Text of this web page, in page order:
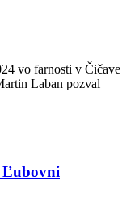
vo farnosti v Čičave
Laban pozval
Ľubovni